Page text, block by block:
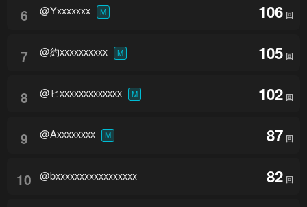
6 @Yxxxxxxx M 106 回
7 @約xxxxxxxxxx M 105 回
8 @ヒxxxxxxxxxxxxx M 102 回
9 @Axxxxxxxx M 87 回
10 @bxxxxxxxxxxxxxxxxx 82 回